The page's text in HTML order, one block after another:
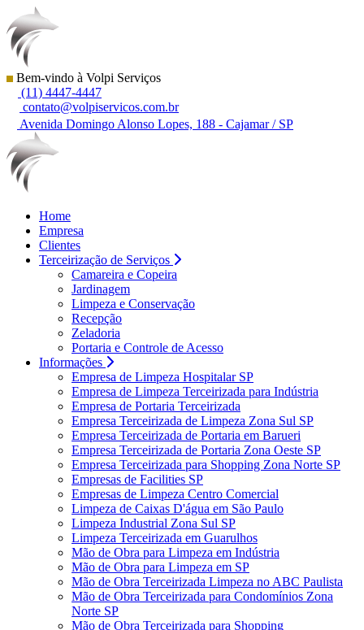
Bem-vindo à Volpi Serviços
(11) 4447-4447
contato@volpiservicos.com.br
Avenida Domingo Alonso Lopes, 188 - Cajamar / SP
Home
Empresa
Clientes
Terceirização de Serviços
Camareira e Copeira
Jardinagem
Limpeza e Conservação
Recepção
Zeladoria
Portaria e Controle de Acesso
Informações
Empresa de Limpeza Hospitalar SP
Empresa de Limpeza Terceirizada para Indústria
Empresa de Portaria Terceirizada
Empresa Terceirizada de Limpeza Zona Sul SP
Empresa Terceirizada de Portaria em Barueri
Empresa Terceirizada de Portaria Zona Oeste SP
Empresa Terceirizada para Shopping Zona Norte SP
Empresas de Facilities SP
Empresas de Limpeza Centro Comercial
Limpeza de Caixas D'água em São Paulo
Limpeza Industrial Zona Sul SP
Limpeza Terceirizada em Guarulhos
Mão de Obra para Limpeza em Indústria
Mão de Obra para Limpeza em SP
Mão de Obra Terceirizada Limpeza no ABC Paulista
Mão de Obra Terceirizada para Condomínios Zona
Norte SP
Mão de Obra Terceirizada para Shopping